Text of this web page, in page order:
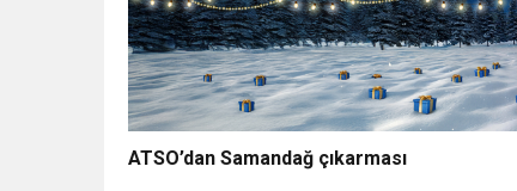
ATSO’dan Samandağ çıkarması